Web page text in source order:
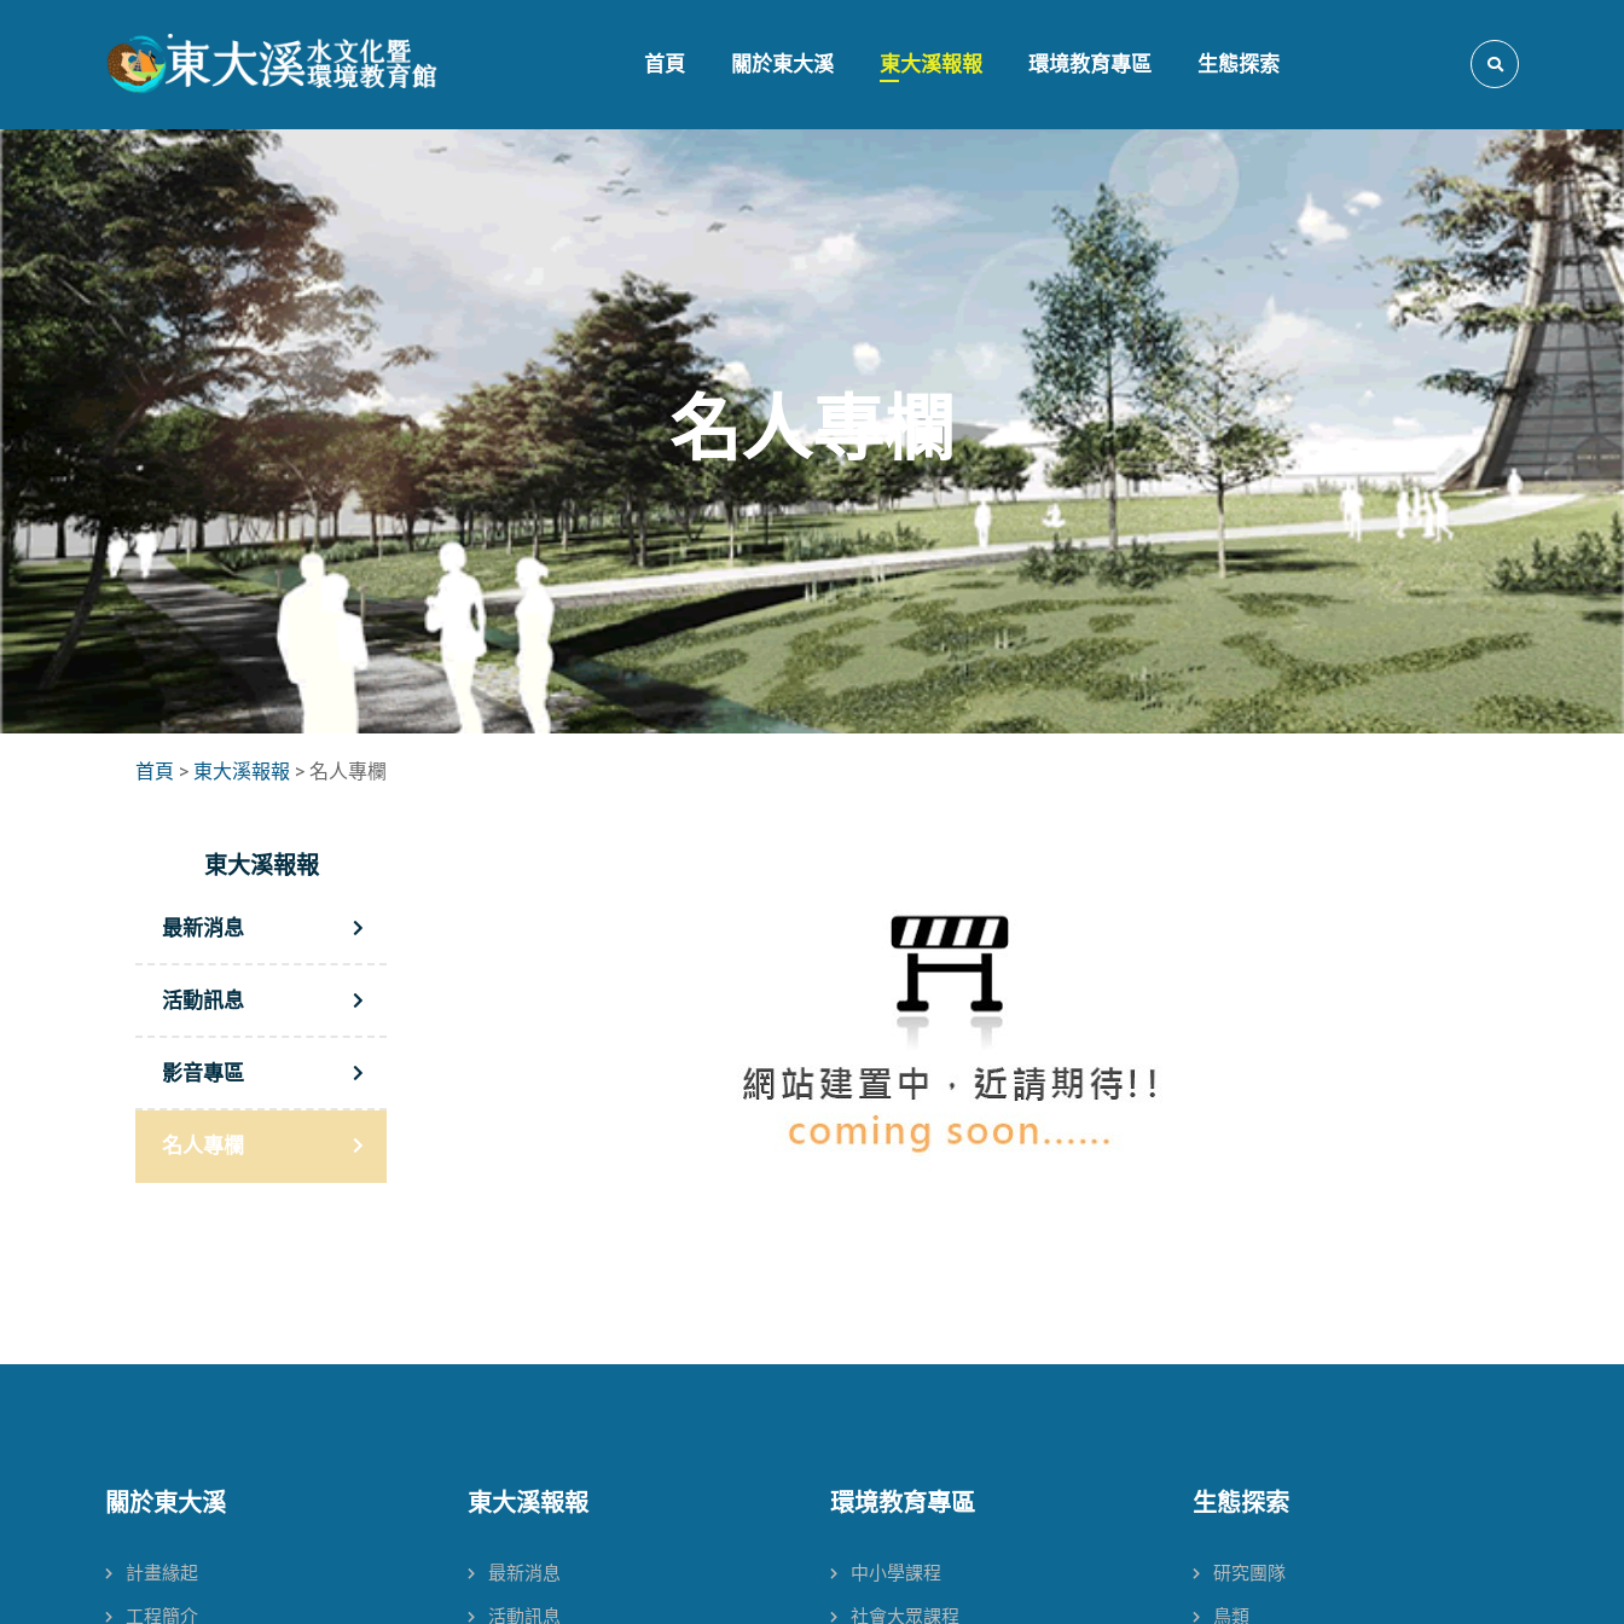
首頁 關於東大溪 東大溪報報 環境教育專區 生態探索
名人專欄
首頁 > 東大溪報報 > 名人專欄
東大溪報報
最新消息
活動訊息
影音專區
名人專欄
關於東大溪
計畫緣起
工程簡介
東大溪報報
最新消息
活動訊息
環境教育專區
中小學課程
社會大眾課程
生態探索
研究團隊
鳥類